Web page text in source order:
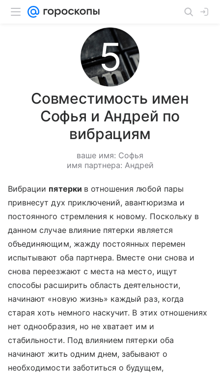
Совместимость имен
Софья и Андрей по
вибрациям
ваше имя: Софья
имя партнера: Андрей
Вибрации пятерки в отношения любой пары
привнесут дух приключений, авантюризма и
постоянного стремления к новому. Поскольку в
данном случае влияние пятерки является
объединяющим, жажду постоянных перемен
испытывают оба партнера. Вместе они снова и
снова переезжают с места на место, ищут
способы расширить область деятельности,
начинают «новую жизнь» каждый раз, когда
старая хоть немного наскучит. В этих отношениях
нет однообразия, но не хватает им и
стабильности. Под влиянием пятерки оба
начинают жить одним днем, забывают о
необходимости заботиться о будущем,